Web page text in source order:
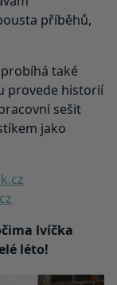
příběhů,
také
provede historií
sešit
jako
lvíčka
léto!